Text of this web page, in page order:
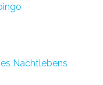
Nachtlebens